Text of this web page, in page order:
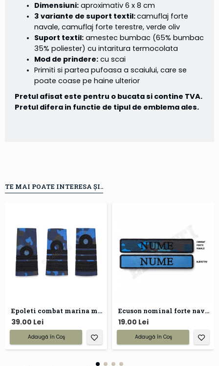
Dimensiuni: aproximativ 6 x 8 cm
3 variante de suport textil:camuflaj forte
navale, camuflaj forte terestre, verde oliv
Suport textil: amestec bumbac (65% bumbac
35% poliester) cu intaritura termocolata
Mod de prindere: cu scai
Primiti si partea pufoasa a scaiului, care se
poate coase pe haine ulterior
Pretul afisat este pentru o bucata si contine TVA.
Pretul difera in functie de tipul de emblema ales.
TE MAI POATE INTERESA ȘI..
Epoleti combat marina militara
39.00 Lei
Adaugă în Coş
Ecuson nominal forte navale
19.00 Lei
Adaugă în Coş